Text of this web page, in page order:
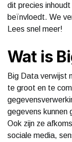
dit precies
beïnvloedt. We
Lees snel meer!
Wat is
Big Data verwijst
te groot en te
gegevens kunnen
Ook zijn ze
sociale media,